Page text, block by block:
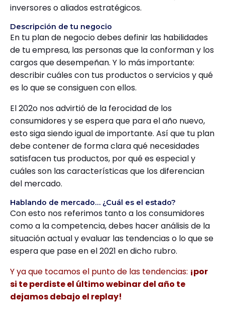
inversores o aliados estratégicos.
Descripción de tu negocio
En tu plan de negocio debes definir las habilidades
de tu empresa, las personas que la conforman y los
cargos que desempeñan. Y lo más importante:
describir cuáles con tus productos o servicios y qué
es lo que se consiguen con ellos.
El 202o nos advirtió de la ferocidad de los
consumidores y se espera que para el año nuevo,
esto siga siendo igual de importante. Así que tu plan
debe contener de forma clara qué necesidades
satisfacen tus productos, por qué es especial y
cuáles son las características que los diferencian
del mercado.
Hablando de mercado… ¿Cuál es el estado?
Con esto nos referimos tanto a los consumidores
como a la competencia, debes hacer análisis de la
situación actual y evaluar las tendencias o lo que se
espera que pase en el 2021 en dicho rubro.
Y ya que tocamos el punto de las tendencias: ¡por
si te perdiste el último webinar del año te
dejamos debajo el replay!